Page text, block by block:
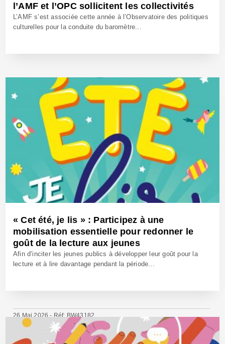
l’AMF et l’OPC sollicitent les collectivités
L’AMF s’est associée cette année à l’Observatoire des politiques
culturelles pour la conduite du baromètre...
3 Juin 2026 - Réf: BW43205
« Cet été, je lis » : Participez à une
mobilisation essentielle pour redonner le
goût de la lecture aux jeunes
Afin d’inciter les jeunes publics à développer leur goût pour la
lecture et à lire davantage pendant la période...
26 Mai 2026 - Réf: BW43182